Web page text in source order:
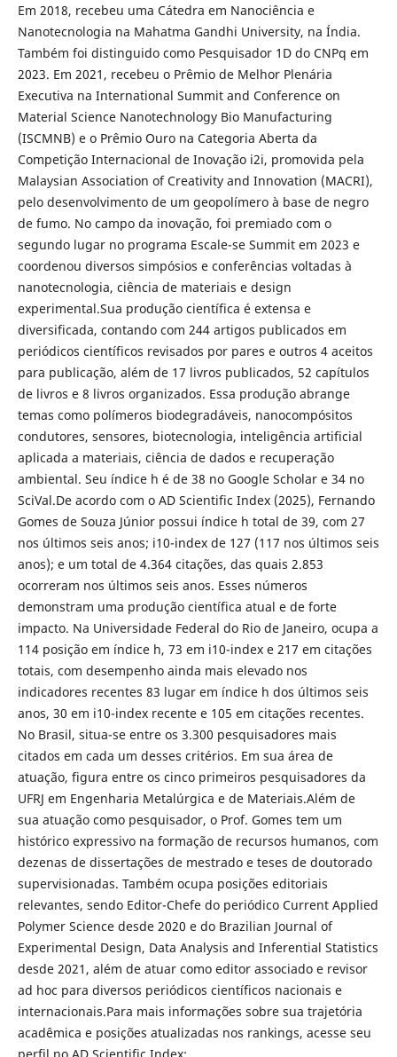
Em 2018, recebeu uma Cátedra em Nanociência e
Nanotecnologia na Mahatma Gandhi University, na Índia.
Também foi distinguido como Pesquisador 1D do CNPq em
2023. Em 2021, recebeu o Prêmio de Melhor Plenária
Executiva na International Summit and Conference on
Material Science Nanotechnology Bio Manufacturing
(ISCMNB) e o Prêmio Ouro na Categoria Aberta da
Competição Internacional de Inovação i2i, promovida pela
Malaysian Association of Creativity and Innovation (MACRI),
pelo desenvolvimento de um geopolímero à base de negro
de fumo. No campo da inovação, foi premiado com o
segundo lugar no programa Escale-se Summit em 2023 e
coordenou diversos simpósios e conferências voltadas à
nanotecnologia, ciência de materiais e design
experimental.Sua produção científica é extensa e
diversificada, contando com 244 artigos publicados em
periódicos científicos revisados por pares e outros 4 aceitos
para publicação, além de 17 livros publicados, 52 capítulos
de livros e 8 livros organizados. Essa produção abrange
temas como polímeros biodegradáveis, nanocompósitos
condutores, sensores, biotecnologia, inteligência artificial
aplicada a materiais, ciência de dados e recuperação
ambiental. Seu índice h é de 38 no Google Scholar e 34 no
SciVal.De acordo com o AD Scientific Index (2025), Fernando
Gomes de Souza Júnior possui índice h total de 39, com 27
nos últimos seis anos; i10-index de 127 (117 nos últimos seis
anos); e um total de 4.364 citações, das quais 2.853
ocorreram nos últimos seis anos. Esses números
demonstram uma produção científica atual e de forte
impacto. Na Universidade Federal do Rio de Janeiro, ocupa a
114 posição em índice h, 73 em i10-index e 217 em citações
totais, com desempenho ainda mais elevado nos
indicadores recentes 83 lugar em índice h dos últimos seis
anos, 30 em i10-index recente e 105 em citações recentes.
No Brasil, situa-se entre os 3.300 pesquisadores mais
citados em cada um desses critérios. Em sua área de
atuação, figura entre os cinco primeiros pesquisadores da
UFRJ em Engenharia Metalúrgica e de Materiais.Além de
sua atuação como pesquisador, o Prof. Gomes tem um
histórico expressivo na formação de recursos humanos, com
dezenas de dissertações de mestrado e teses de doutorado
supervisionadas. Também ocupa posições editoriais
relevantes, sendo Editor-Chefe do periódico Current Applied
Polymer Science desde 2020 e do Brazilian Journal of
Experimental Design, Data Analysis and Inferential Statistics
desde 2021, além de atuar como editor associado e revisor
ad hoc para diversos periódicos científicos nacionais e
internacionais.Para mais informações sobre sua trajetória
acadêmica e posições atualizadas nos rankings, acesse seu
perfil no AD Scientific Index: